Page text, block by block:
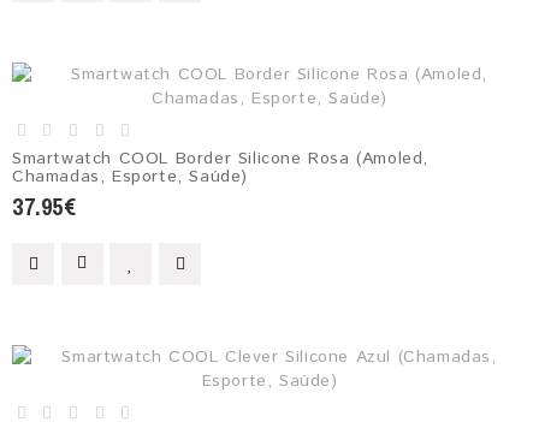
Smartwatch COOL Border Silicone Rosa (Amoled,
Chamadas, Esporte, Saúde)
37.95€